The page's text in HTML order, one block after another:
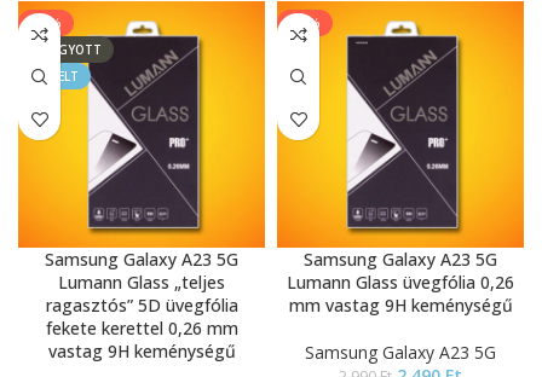
-33%
ELFOGYOTT
KIEMELT
Samsung Galaxy A23 5G
Lumann Glass „teljes
ragasztós” 5D üvegfólia
fekete kerettel 0,26 mm
vastag 9H keménységű
-17%
Samsung Galaxy A23 5G
Lumann Glass üvegfólia 0,26
mm vastag 9H keménységű
Samsung Galaxy A23 5G